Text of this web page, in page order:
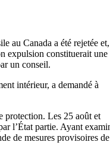
au Canada a été rejetée
expulsion constituerait une
un conseil.
intérieur, a demandé à
protection. Les 25 août et
l’État partie. Ayant
de mesures provisoires de